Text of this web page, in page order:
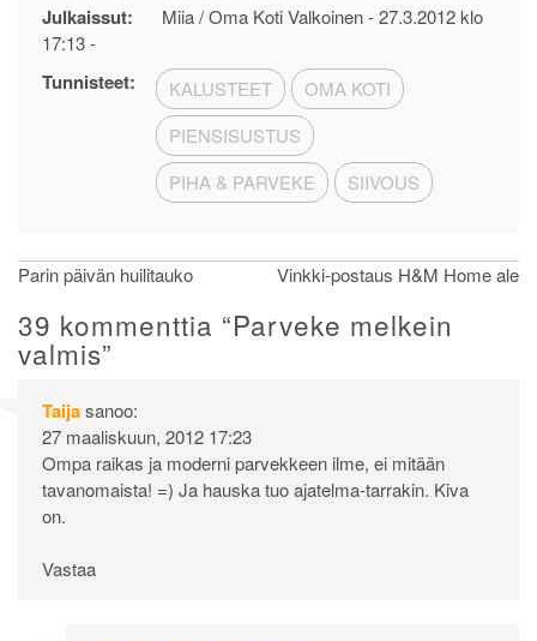
Julkaissut: Miia / Oma Koti Valkoinen -27.3.2012 klo
17:13-
Tunnisteet: KALUSTEET
OMA KOTI
PIENSISUSTUS
PIHA & PARVEKE
SIIVOUS
Artikkelien
selaus
Parin päivän huilitauko Vinkki-postaus H&M Home ale
39 kommenttia “Parveke melkein
valmis”
Taijasanoo:
27 maaliskuun, 2012 17:23
Ompa raikas ja moderni parvekkeen ilme, ei mitään
tavanomaista! =) Ja hauska tuo ajatelma-tarrakin. Kiva
on.
Vastaa